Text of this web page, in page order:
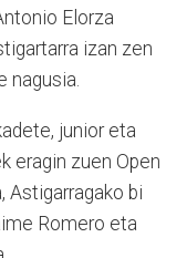
Elorza
izan zen
nagusia.
junior eta
eragin zuen Open
Astigarragako bi
Romero eta